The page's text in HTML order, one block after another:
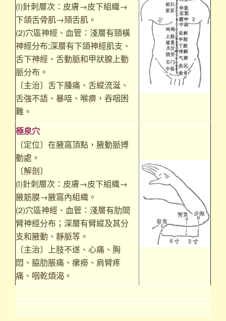
(l)針刺層次：皮膚→皮下組織→
下頜舌骨肌→頦舌肌。
(2)穴區神經、血管：淺層有頸橫
神經分布;深層有下頜神經肌支、
舌下神經、舌動脈和甲狀腺上動
脈分布。
〔主治〕舌下腫痛、舌縱流涎、
舌強不語、暴喑、喉痹，吞咽困
難。
極泉穴
〔定位〕在腋窩頂點，腋動脈搏
動處。
〔解剖〕
(l)針刺層次：皮膚→皮下組織→
腋筋膜→腋窩內組織。
(2)穴區神經、血管：淺層有肋間
臂神經分布；深層有臂縱及其分
支和腋動、靜脈等。
〔主治〕上肢不遂、心痛、胸
悶、脇肋脹痛、瘰癆、肩臂疼
痛、咽乾煩渴。